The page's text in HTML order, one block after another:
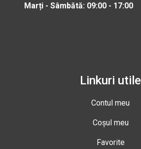
Marți - Sâmbătă: 09:00 - 17:00
Linkuri utile
Contul meu
Coșul meu
Favorite